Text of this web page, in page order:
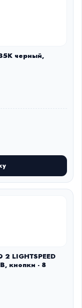
черный,
LIGHTSPEED
кнопки - 8